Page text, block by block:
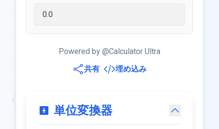
Powered by @Calculator Ultra
共有
埋め込み
単位変換器